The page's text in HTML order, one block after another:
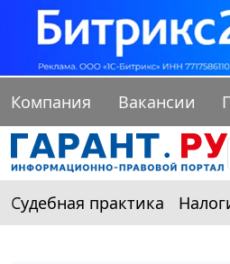
Компания Вакансии
Судебная практика